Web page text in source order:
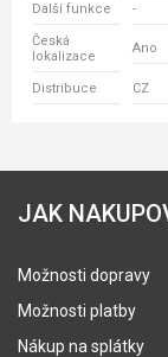
Další funkce
-
Česká
lokalizace
Ano
Distribuce CZ
JAK
Možnosti dopravy
Možnosti platby
Nákup na splátky